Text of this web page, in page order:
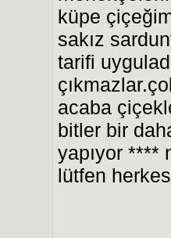
küpe
sakız
tarifi
acaba
bitler bir
yapıyor ****
lütfen